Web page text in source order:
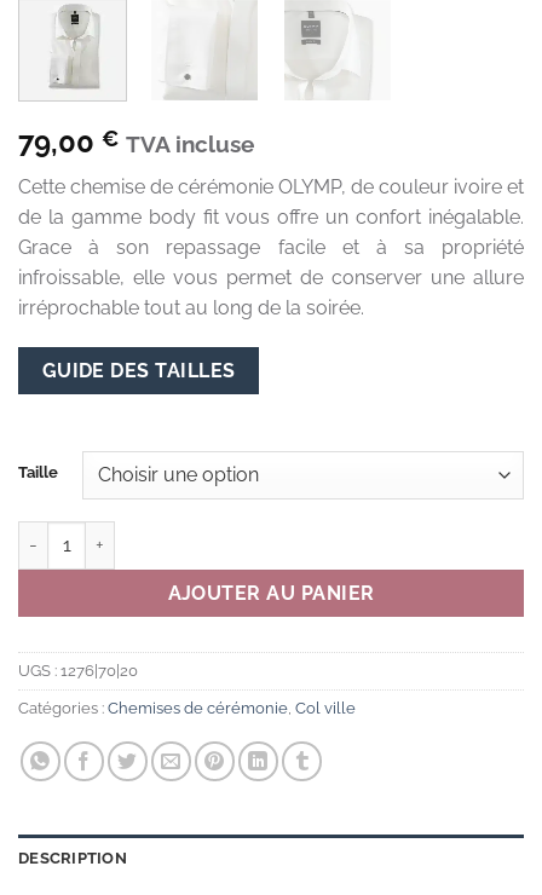
79,00 € TVA incluse
Cette chemise de cérémonie OLYMP, de couleur ivoire et
de la gamme body fit vous offre un confort inégalable.
Grace à son repassage facile et à sa propriété
infroissable, elle vous permet de conserver une allure
irréprochable tout au long de la soirée.
GUIDE DES TAILLES
Taille
AJOUTER AU PANIER
UGS : 1276|70|20
Catégories : Chemises de cérémonie Col ville
DESCRIPTION